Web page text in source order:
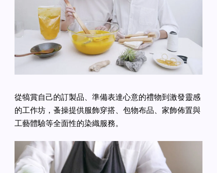
從犒賞自己的訂製品、準備表達心意的禮物到激發靈感
的工作坊，蚤操提供服飾穿搭、包物布品、家飾佈置與
工藝體驗等全面性的染織服務。